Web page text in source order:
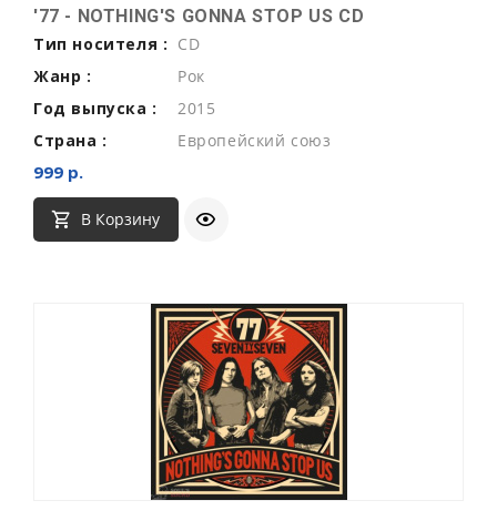
'77 - NOTHING'S GONNA STOP US CD
Тип носителя : CD
Жанр :
Рок
Год выпуска :
2015
Страна :
Европейский союз
999 р.
В Корзину